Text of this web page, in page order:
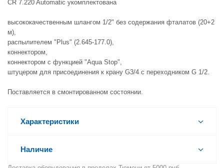
CR 7.220 Automatic укомплектована
высококачественным шлангом 1/2" без содержания фталатов (20+2
м),
распылителем "Plus" (2.645-177.0),
коннектором,
коннектором с функцией "Aqua Stop",
штуцером для присоединения к крану G3/4 с переходником G 1/2.
Поставляется в смонтированном состоянии.
Характеристики
Наличие